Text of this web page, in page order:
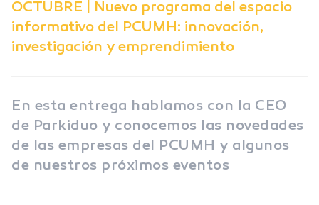
OCTUBRE | Nuevo programa del espacio
informativo del PCUMH: innovación,
investigación y emprendimiento
En esta entrega hablamos con la CEO
de Parkiduo y conocemos las novedades
de las empresas del PCUMH y algunos
de nuestros próximos eventos